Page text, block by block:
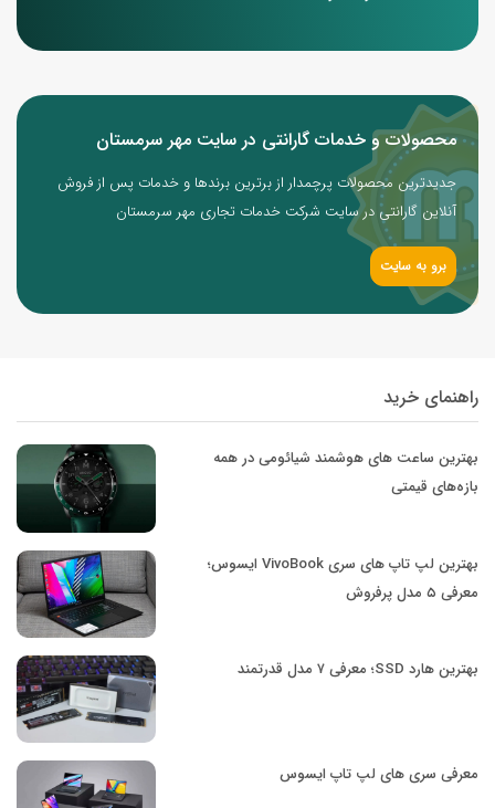
محصولات و خدمات گارانتی در سایت مهر سرمستان
جدیدترین محصولات پرچمدار از برترین برندها و خدمات پس از فروش
آنلاین گارانتی در سایت شرکت خدمات تجاری مهر سرمستان
برو به سایت
راهنمای خرید
بهترین ساعت های هوشمند شیائومی در همه
بازه‌های قیمتی
بهترین لپ تاپ های سری VivoBook ایسوس؛
معرفی ۵ مدل پرفروش
بهترین هارد SSD؛ معرفی ۷ مدل قدرتمند
معرفی سری های لپ تاپ ایسوس